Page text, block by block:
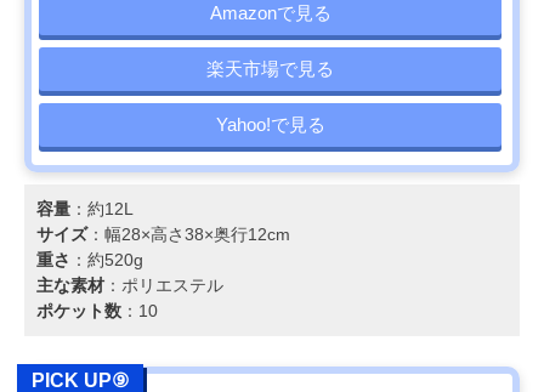
Amazonで見る
楽天市場で見る
Yahoo!で見る
容量 ：約12L
サイズ：幅28×高さ38×奥行12cm
重さ ：約520g
主な素材 ：ポリエステル
ポケット数 ：10
PICK UP⑨